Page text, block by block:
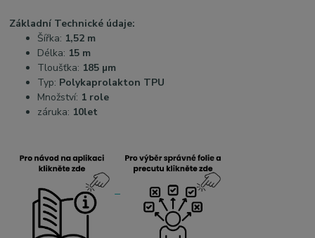
Základní Technické údaje:
Šířka: 1,52 m
Délka: 15 m
Tloušťka: 185 µm
Typ: Polykaprolakton TPU
Množství: 1 role
záruka: 10let